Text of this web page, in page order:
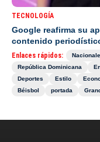
TECNOLOGÍA
Google reafirma su
contenido
Enlaces rápidos:
República Dominicana
Deportes
Estilo
Béisbol
portada